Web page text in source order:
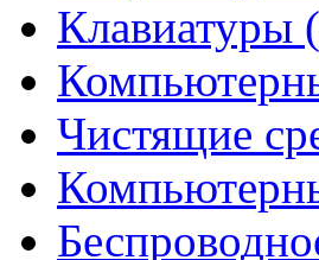
Клавиатуры
Чистящие